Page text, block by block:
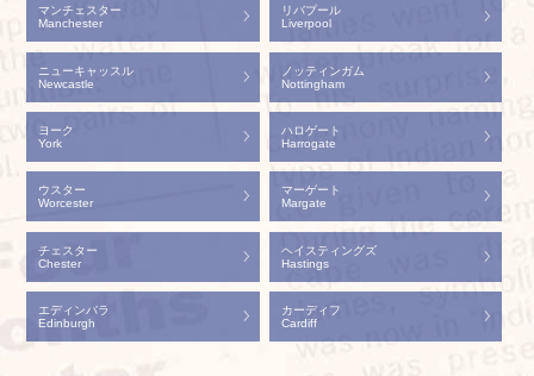
マンチェスター
Manchester
リバプール
Liverpool
ニューキャッスル
Newcastle
ノッティンガム
Nottingham
ヨーク
York
ハロゲート
Harrogate
ウスター
Worcester
マーゲート
Margate
チェスター
Chester
ヘイスティングズ
Hastings
エディンバラ
Edinburgh
カーディフ
Cardiff